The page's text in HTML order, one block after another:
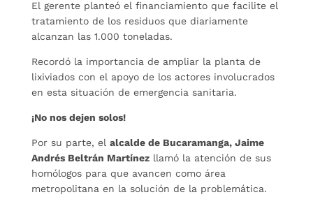
El gerente planteó el financiamiento que facilite el
tratamiento de los residuos que diariamente
alcanzan las 1.000 toneladas.
Recordó la importancia de ampliar la planta de
lixiviados con el apoyo de los actores involucrados
en esta situación de emergencia sanitaria.
¡No nos dejen solos!
Por su parte, el alcalde de Bucaramanga, Jaime
Andrés Beltrán Martínezllamó la atención de sus
homólogos para que avancen como área
metropolitana en la solución de la problemática.